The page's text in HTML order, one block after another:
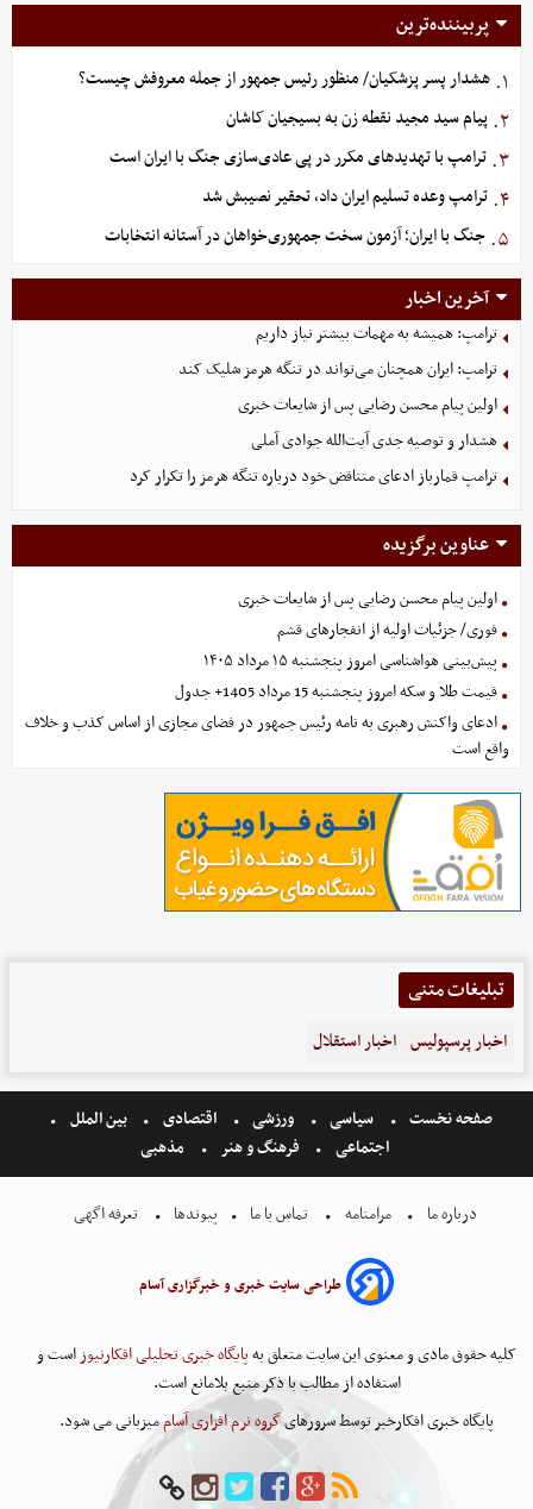
پربیننده‌ترین
۱. هشدار پسر پزشکیان/ منظور رئیس جمهور از جمله معروفش چیست؟
۲. پیام سید مجید نقطه زن به بسیجیان کاشان
۳. ترامپ با تهدیدهای مکرر در پی عادی‌سازی جنگ با ایران است
۴. ترامپ وعده تسلیم ایران داد، تحقیر نصیبش شد
۵. جنگ با ایران؛ آزمون سخت جمهوری‌خواهان در آستانه انتخابات
آخرین اخبار
ترامپ: همیشه به مهمات بیشتر نیاز داریم
ترامپ: ایران همچنان می‌تواند در تنگه هرمز شلیک کند
اولین پیام محسن رضایی پس از شایعات خبری
هشدار و توصیه جدی آیت‌الله جوادی آملی
ترامپ قمارباز ادعای متناقض خود درباره تنگه هرمز را تکرار کرد
عناوین برگزیده
اولین پیام محسن رضایی پس از شایعات خبری
فوری/ جزئیات اولیه از انفجارهای قشم
پیش‌بینی هواشناسی امروز پنجشنبه ۱۵ مرداد ۱۴۰۵
قیمت طلا و سکه امروز پنجشنبه 15 مرداد 1405+ جدول
ادعای واکنش رهبری به نامه رئیس جمهور در فضای مجازی از اساس کذب و خلاف
واقع است
تبلیغات متنی
اخبار پرسپولیس اخبار استقلال
صفحه نخست سیاسی ورزشی اقتصادی
بین الملل
اجتماعی
فرهنگ و هنر مذهبی
درباره ما مرامنامه تماس با ما پیوندها تعرفه اگهی
طراحی سایت خبری و خبرگزاری آسام
کلیه حقوق مادی و معنوی این سایت متعلق بهپایگاه خبری تحلیلی افکارنیوزاست و
استفاده از مطالب با ذکر منبع بلامانع است.
پایگاه خبری افکارخبر توسط سرورهایگروه نرم افزاری آساممیزبانی می شود.